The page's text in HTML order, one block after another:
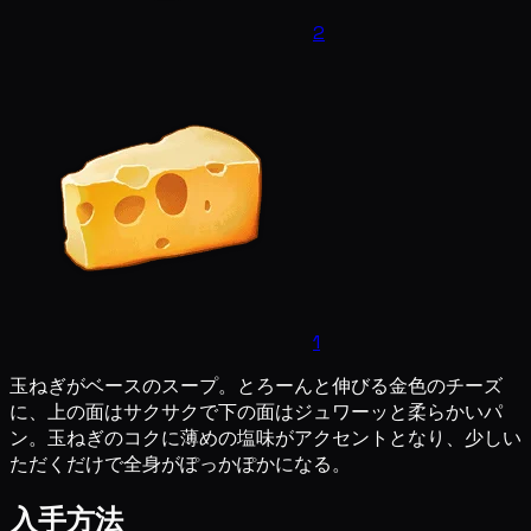
2
1
玉ねぎがベースのスープ。とろーんと伸びる金色のチーズ
に、上の面はサクサクで下の面はジュワーッと柔らかいパ
ン。玉ねぎのコクに薄めの塩味がアクセントとなり、少しい
ただくだけで全身がぽっかぽかになる。
入手方法